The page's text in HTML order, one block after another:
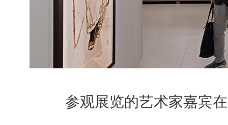
参观展览的艺术家嘉宾